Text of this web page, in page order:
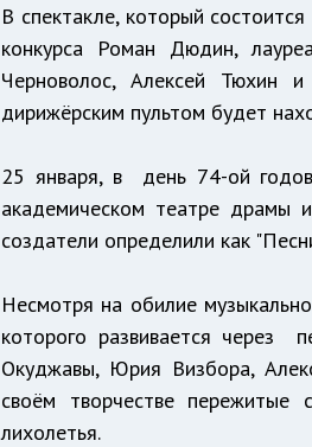
В спектакле, который
конкурса Роман Дюдин,
Черноволос, Алексей Тюхин
дирижёрским пультом будет
25 января, в день 74-ой
академическом театре драмы
создатели определили как
Несмотря на обилие
которого развивается через
Окуджавы, Юрия Визбора,
своём творчестве
лихолетья.